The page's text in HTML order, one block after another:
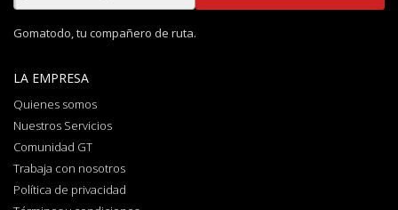
Gomatodo, tu compañero de ruta.
LA EMPRESA
Quienes somos
Nuestros Servicios
Comunidad GT
Trabaja con nosotros
Política de privacidad